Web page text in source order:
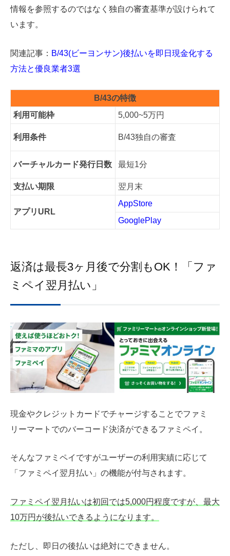
情報を参照するのではなく独自の審査基準が設けられて
います。
関連記事： B/43(ビーヨンサン)後払いを即日現金化する
方法と優良業者3選
B/43の特徴
利用可能枠
5,000~5万円
利用条件 B/43独自の審査
バーチャルカード発行日数 最短1分
支払い期限 翌月末
アプリURL
AppStore
GooglePlay
返済は最長3ヶ月後で分割もOK！「ファ
ミペイ翌月払い」
現金やクレジットカードでチャージすることでファミ
リーマートでのバーコード決済ができるファミペイ。
そんなファミペイですがユーザーの利用実績に応じて
「ファミペイ翌月払い」の機能が付与されます。
ファミペイ翌月払いは初回では5,000円程度ですが、最大
10万円が後払いできるようになります。
ただし、即日の後払いは絶対にできません。